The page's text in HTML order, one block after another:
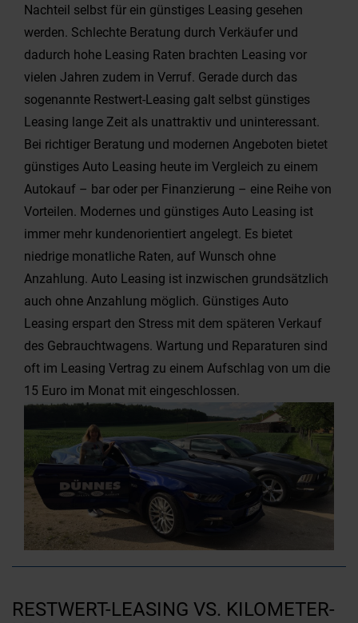
Nachteil selbst für ein günstiges Leasing gesehen
werden. Schlechte Beratung durch Verkäufer und
dadurch hohe Leasing Raten brachten Leasing vor
vielen Jahren zudem in Verruf. Gerade durch das
sogenannte Restwert-Leasing galt selbst günstiges
Leasing lange Zeit als unattraktiv und uninteressant.
Bei richtiger Beratung und modernen Angeboten bietet
günstiges Auto Leasing heute im Vergleich zu einem
Autokauf – bar oder per Finanzierung – eine Reihe von
Vorteilen. Modernes und günstiges Auto Leasing ist
immer mehr kundenorientiert angelegt. Es bietet
niedrige monatliche Raten, auf Wunsch ohne
Anzahlung. Auto Leasing ist inzwischen grundsätzlich
auch ohne Anzahlung möglich. Günstiges Auto
Leasing erspart den Stress mit dem späteren Verkauf
des Gebrauchtwagens. Wartung und Reparaturen sind
oft im Leasing Vertrag zu einem Aufschlag von um die
15 Euro im Monat mit eingeschlossen.
RESTWERT-LEASING VS. KILOMETER-